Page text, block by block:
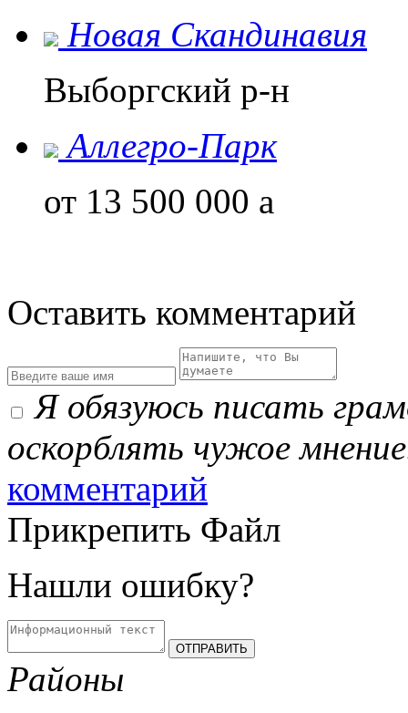
Новая Скандинавия
Выборгский р-н
Аллегро-Парк
от 13 500 000 a
Оставить комментарий
Я обязуюсь писать
оскорблять чужое
комментарий
Прикрепить Файл
Нашли ошибку?
Районы